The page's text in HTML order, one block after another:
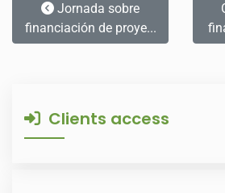
Jornada sobre
financiación de proye...
Clients access